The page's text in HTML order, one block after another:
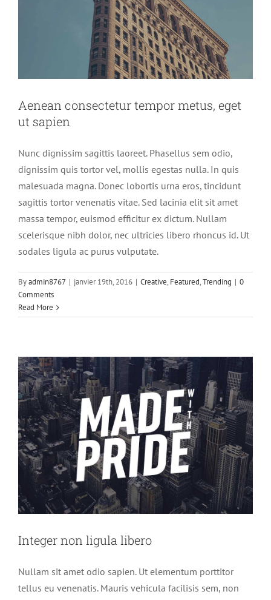
Aenean consectetur tempor metus, eget
ut sapien
Nunc dignissim sagittis laoreet. Phasellus sem odio,
dignissim quis tortor vel, mollis egestas nulla. In quis
malesuada magna. Donec lobortis urna eros, tincidunt
sagittis tortor venenatis vitae. Sed lacinia elit sit amet
massa tempor, euismod efficitur ex dictum. Nullam
scelerisque nibh dolor, nec ultricies libero rhoncus id. Ut
sodales ligula ac purus vulputate.
Byadmin8767 | janvier 19th, 2016 | Creative,Featured,Trending | 0
Comments
Read More
Integer non ligula libero
Integer non ligula libero
Nullam sit amet odio sapien. Ut elementum porttitor
tellus eu venenatis. Mauris vehicula facilisis sem, non